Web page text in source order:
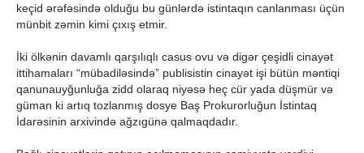
keçid ərəfəsində olduğu bu günlərdə istintaqın canlanması üçün
münbit zəmin kimi çıxış etmir.
İki ölkənin davamlı qarşılıqlı casus ovu və digər çeşidli cinayət
ittihamaları “mübadiləsində” publisistin cinayət işi bütün məntiqi
qanunauyğunluğa zidd olaraq niyəsə heç cür yada düşmür və
güman ki artıq tozlanmış dosye Baş Prokurorluğun İstintaq
İdarəsinin arxivində ağzıgünə qalmaqdadır.